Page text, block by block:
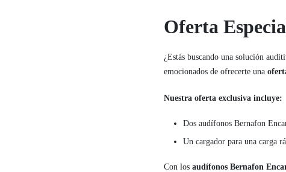
Oferta
¿Estás buscando una solución
emocionados de ofrecerte una
Nuestra oferta exclusiva incluye:
Dos audífonos Bernafon
Un cargador para una carga
Con los audífonos Bernafon